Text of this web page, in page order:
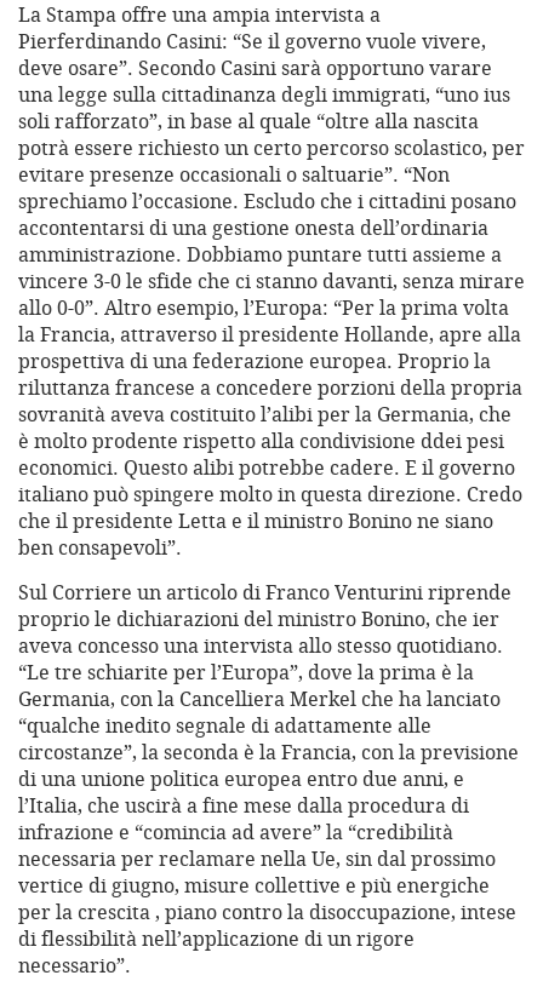
La Stampa offre una ampia intervista a
Pierferdinando Casini: “Se il governo vuole vivere,
deve osare”. Secondo Casini sarà opportuno varare
una legge sulla cittadinanza degli immigrati, “uno ius
soli rafforzato”, in base al quale “oltre alla nascita
potrà essere richiesto un certo percorso scolastico, per
evitare presenze occasionali o saltuarie”. “Non
sprechiamo l’occasione. Escludo che i cittadini posano
accontentarsi di una gestione onesta dell’ordinaria
amministrazione. Dobbiamo puntare tutti assieme a
vincere 3-0 le sfide che ci stanno davanti, senza mirare
allo 0-0”. Altro esempio, l’Europa: “Per la prima volta
la Francia, attraverso il presidente Hollande, apre alla
prospettiva di una federazione europea. Proprio la
riluttanza francese a concedere porzioni della propria
sovranità aveva costituito l’alibi per la Germania, che
è molto prodente rispetto alla condivisione ddei pesi
economici. Questo alibi potrebbe cadere. E il governo
italiano può spingere molto in questa direzione. Credo
che il presidente Letta e il ministro Bonino ne siano
ben consapevoli”.
Sul Corriere un articolo di Franco Venturini riprende
proprio le dichiarazioni del ministro Bonino, che ier
aveva concesso una intervista allo stesso quotidiano.
“Le tre schiarite per l’Europa”, dove la prima è la
Germania, con la Cancelliera Merkel che ha lanciato
“qualche inedito segnale di adattamente alle
circostanze”, la seconda è la Francia, con la previsione
di una unione politica europea entro due anni, e
l’Italia, che uscirà a fine mese dalla procedura di
infrazione e “comincia ad avere” la “credibilità
necessaria per reclamare nella Ue, sin dal prossimo
vertice di giugno, misure collettive e più energiche
per la crescita , piano contro la disoccupazione, intese
di flessibilità nell’applicazione di un rigore
necessario”.